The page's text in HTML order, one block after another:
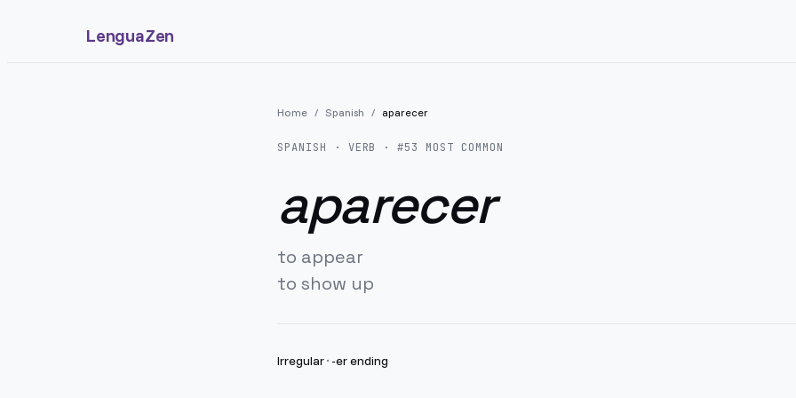
LenguaZen
Home / Spanish / aparecer
SPANISH · VERB · #53 MOST COMMON
aparecer
to appear
to show up
Irregular· -er ending